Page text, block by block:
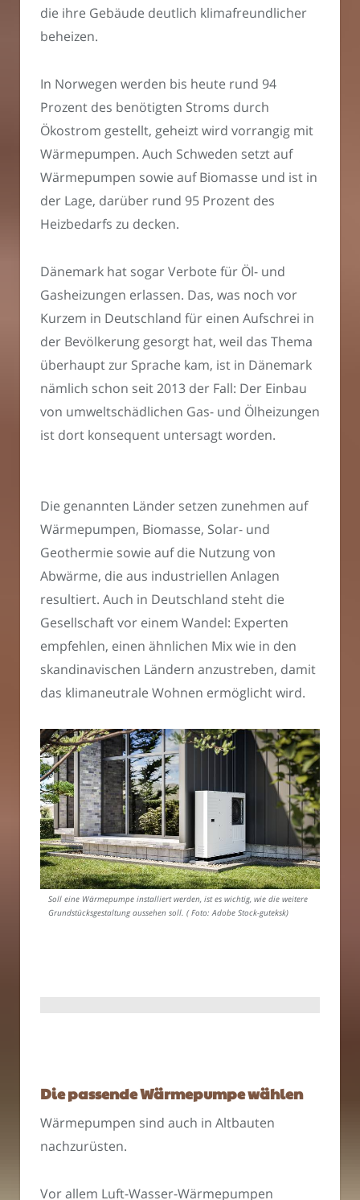
die ihre Gebäude deutlich klimafreundlicher
beheizen.
In Norwegen werden bis heute rund 94
Prozent des benötigten Stroms durch
Ökostrom gestellt, geheizt wird vorrangig mit
Wärmepumpen. Auch Schweden setzt auf
Wärmepumpen sowie auf Biomasse und ist in
der Lage, darüber rund 95 Prozent des
Heizbedarfs zu decken.
Dänemark hat sogar Verbote für Öl- und
Gasheizungen erlassen. Das, was noch vor
Kurzem in Deutschland für einen Aufschrei in
der Bevölkerung gesorgt hat, weil das Thema
überhaupt zur Sprache kam, ist in Dänemark
nämlich schon seit 2013 der Fall: Der Einbau
von umweltschädlichen Gas- und Ölheizungen
ist dort konsequent untersagt worden.
Die genannten Länder setzen zunehmen auf
Wärmepumpen, Biomasse, Solar- und
Geothermie sowie auf die Nutzung von
Abwärme, die aus industriellen Anlagen
resultiert. Auch in Deutschland steht die
Gesellschaft vor einem Wandel: Experten
empfehlen, einen ähnlichen Mix wie in den
skandinavischen Ländern anzustreben, damit
das klimaneutrale Wohnen ermöglicht wird.
Soll eine Wärmepumpe installiert werden, ist es wichtig, wie die weitere
Grundstücksgestaltung aussehen soll. ( Foto: Adobe Stock-guteksk)
Die passende Wärmepumpe wählen
Wärmepumpen sind auch in Altbauten
nachzurüsten.
Vor allem Luft-Wasser-Wärmepumpen